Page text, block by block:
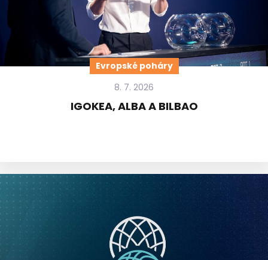
Evropské poháry
8. 7. 2026
IGOKEA, ALBA A BILBAO